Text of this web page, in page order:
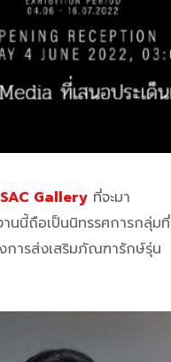
SAC Gallery ที่จะมา
นนี้ถือเป็นนิทรรศการกลุ่มที่
ารส่งเสริมภัณฑารักษ์รุ่น